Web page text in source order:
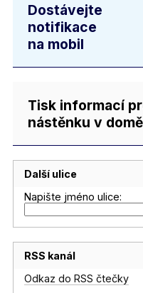
Dostávejte
notifikace
na mobil
Tisk informací
nástěnku v domě
Další ulice
Napište jméno ulice:
RSS kanál
Odkaz do RSS čtečky